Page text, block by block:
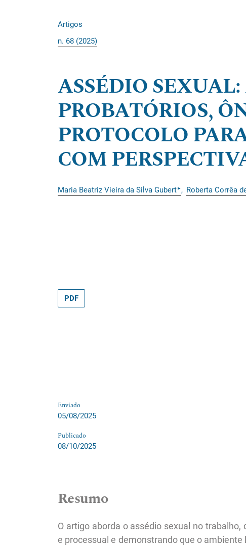
Artigos
n. 68 (2025)
ASSÉDIO SEXUAL:
PROBATÓRIOS,
PROTOCOLO
COM
Maria Beatriz Vieira da Silva Gubert▸ Roberta Corrêa
PDF
Enviado
05/08/2025
Publicado
08/10/2025
Resumo
O artigo aborda o assédio sexual no
e processual e demonstrando que o